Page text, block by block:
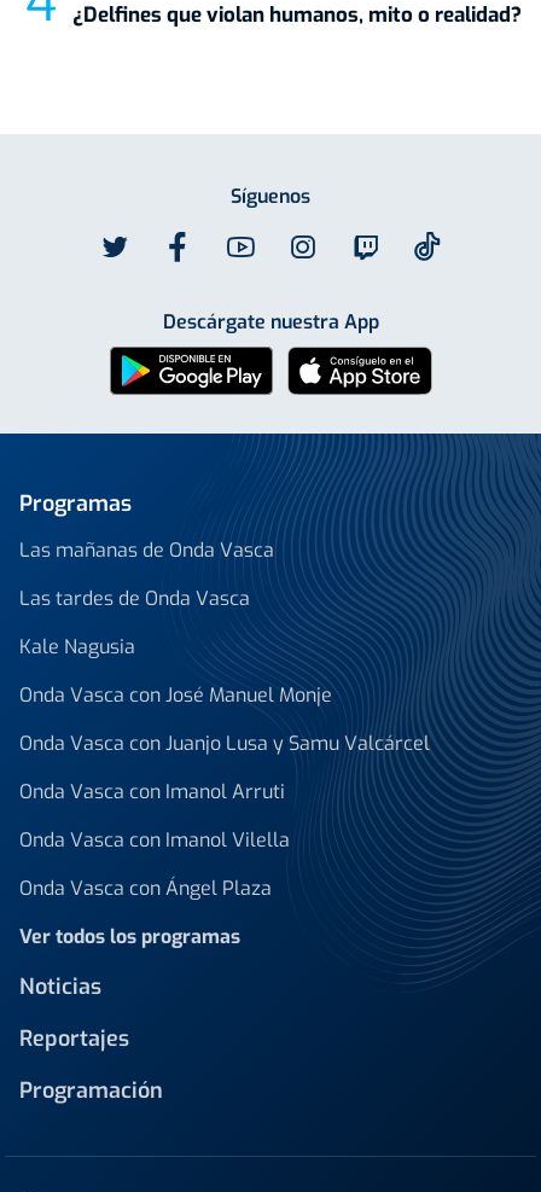
¿Delfines que violan humanos, mito o realidad?
Síguenos
Descárgate nuestra App
Programas
Las mañanas de Onda Vasca
Las tardes de Onda Vasca
Kale Nagusia
Onda Vasca con José Manuel Monje
Onda Vasca con Juanjo Lusa y Samu Valcárcel
Onda Vasca con Imanol Arruti
Onda Vasca con Imanol Vilella
Onda Vasca con Ángel Plaza
Ver todos los programas
Noticias
Reportajes
Programación